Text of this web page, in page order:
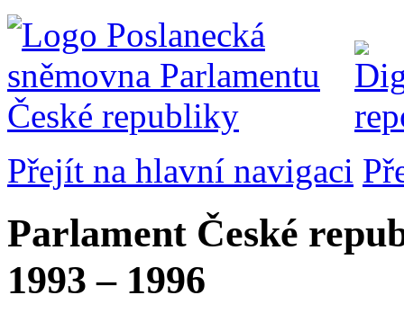
Přejít na hlavní navigaci
Parlament České
1993 – 1996